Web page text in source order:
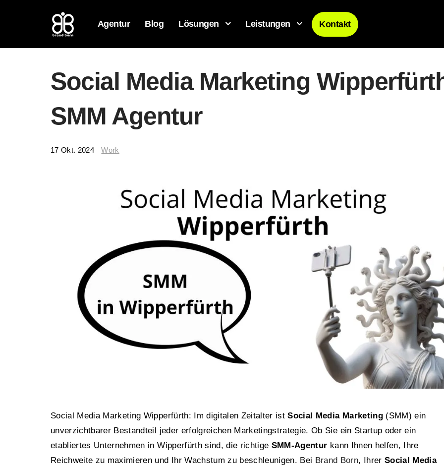
Agentur Blog Lösungen Leistungen Kontakt
Social Media Marketing
SMM Agentur
17 Okt. 2024 Work
Social Media Marketing Wipperfürth: Im digitalen Zeitalter istSocial Media Marketing(SMM) ein
unverzichtbarer Bestandteil jeder erfolgreichen Marketingstrategie. Ob Sie ein Startup oder ein
etabliertes Unternehmen in Wipperfürth sind, die richtige SMM-Agentur kann Ihnen helfen, Ihre
Reichweite zu maximieren und Ihr Wachstum zu beschleunigen. Bei Brand Born, Ihrer Social Media